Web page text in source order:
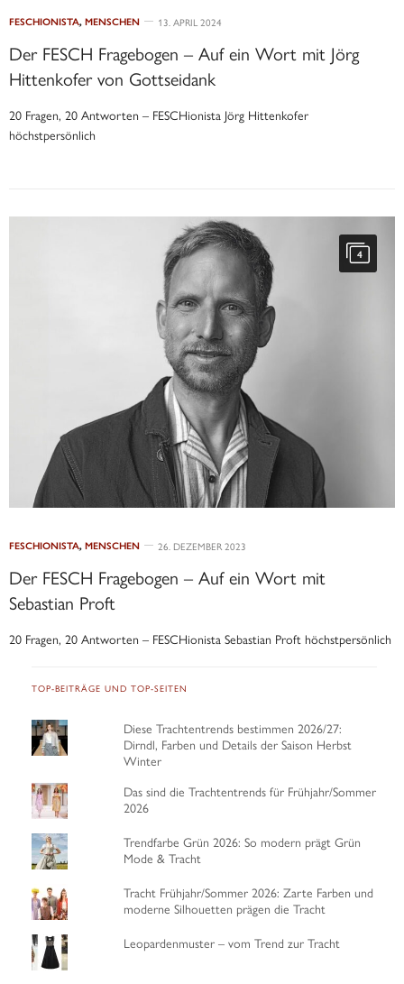
FESCHIONISTA, MENSCHEN 13. APRIL 2024
Der FESCH Fragebogen – Auf ein Wort mit Jörg
Hittenkofer von Gottseidank
20 Fragen, 20 Antworten – FESCHionista Jörg Hittenkofer
höchstpersönlich
4
FESCHIONISTA, MENSCHEN 26. DEZEMBER 2023
Der FESCH Fragebogen – Auf ein Wort mit
Sebastian Proft
20 Fragen, 20 Antworten – FESCHionista Sebastian Proft höchstpersönlich
TOP-BEITRÄGE UND TOP-SEITEN
Diese Trachtentrends bestimmen 2026/27:
Dirndl, Farben und Details der Saison Herbst
Winter
Das sind die Trachtentrends für Frühjahr/Sommer
2026
Trendfarbe Grün 2026: So modern prägt Grün
Mode & Tracht
Tracht Frühjahr/Sommer 2026: Zarte Farben und
moderne Silhouetten prägen die Tracht
Leopardenmuster – vom Trend zur Tracht